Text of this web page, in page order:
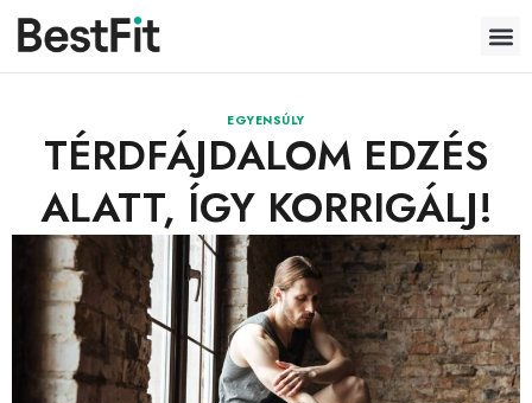
EGYENSÚLY
TÉRDFÁJDALOM EDZÉS
ALATT, ÍGY KORRIGÁLJ!